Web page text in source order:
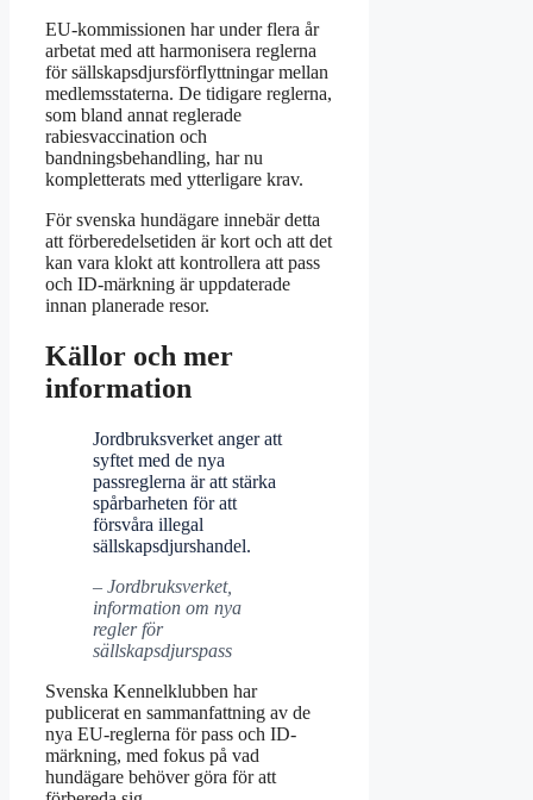
EU-kommissionen har under flera år
arbetat med att harmonisera reglerna
för sällskapsdjursförflyttningar mellan
medlemsstaterna. De tidigare reglerna,
som bland annat reglerade
rabiesvaccination och
bandningsbehandling, har nu
kompletterats med ytterligare krav.
För svenska hundägare innebär detta
att förberedelsetiden är kort och att det
kan vara klokt att kontrollera att pass
och ID-märkning är uppdaterade
innan planerade resor.
Källor och mer
information
Jordbruksverket anger att
syftet med de nya
passreglerna är att stärka
spårbarheten för att
försvåra illegal
sällskapsdjurshandel.
– Jordbruksverket,
information om nya
regler för
sällskapsdjurspass
Svenska Kennelklubben har
publicerat en sammanfattning av de
nya EU-reglerna för pass och ID-
märkning, med fokus på vad
hundägare behöver göra för att